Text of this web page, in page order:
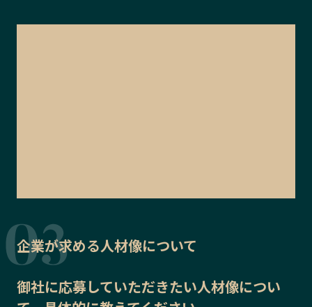
企業が求める人材像について
御社に応募していただきたい人材像につい